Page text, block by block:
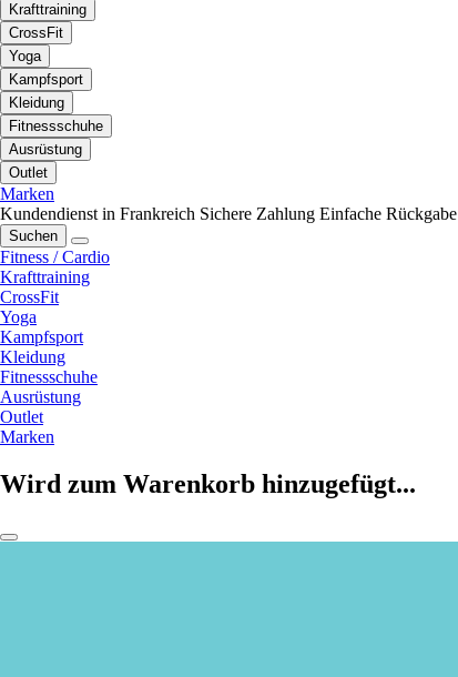
Krafttraining
CrossFit
Yoga
Kampfsport
Kleidung
Fitnessschuhe
Ausrüstung
Outlet
Marken
Kundendienst in Frankreich Sichere Zahlung Einfache Rückgabe
Suchen
Fitness / Cardio
Krafttraining
CrossFit
Yoga
Kampfsport
Kleidung
Fitnessschuhe
Ausrüstung
Outlet
Marken
Wird zum Warenkorb hinzugefügt...